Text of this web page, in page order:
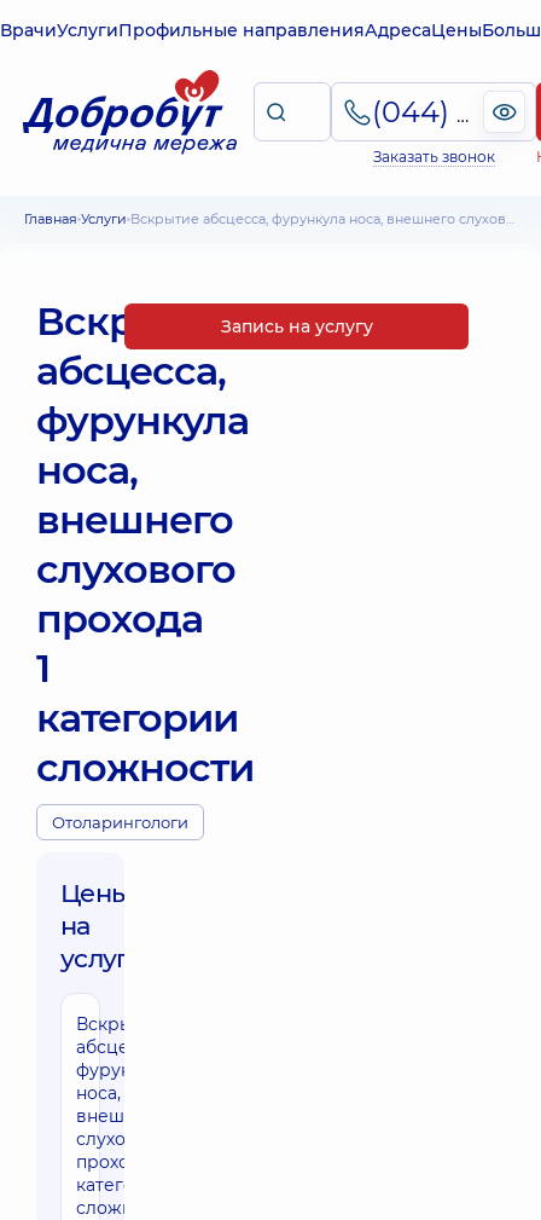
ВрачиУслугиПрофильные направленияАдресаЦены
(044) 495-2-888
Заказать звонок
Главная Услуги Вскрытие абсцесса, фурункула носа, внешнего слухового прохода 1 категории сложности
Вскрытие
абсцесса,
фурункула
носа,
внешнего
слухового
прохода
1
категории
сложности
Отоларингологи
Цены
на
услуги:
Вскрытие
абсцесса,
фурункула
носа,
внешнего
слухового
прохода 1
категории
сложности
Запись на услугу